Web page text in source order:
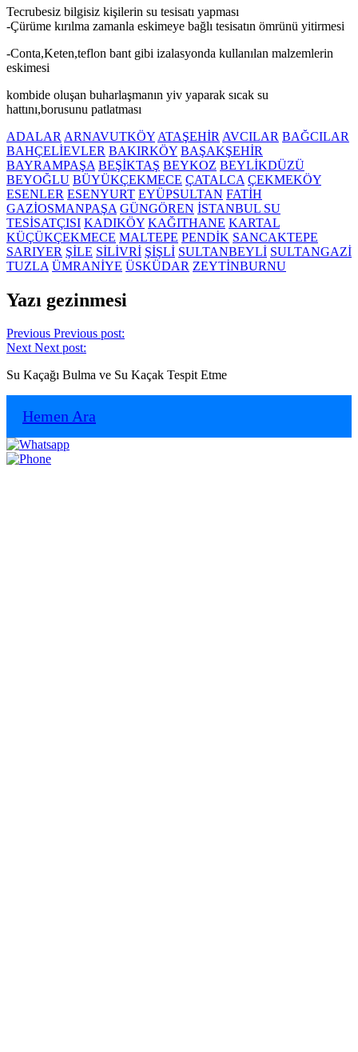
Tecrubesiz bilgisiz kişilerin su tesisatı yapması
-Çürüme kırılma zamanla eskimeye bağlı tesisatın ömrünü yitirmesi
-Conta,Keten,teflon bant gibi izalasyonda kullanılan malzemlerin
eskimesi
kombide oluşan buharlaşmanın yiv yaparak sıcak su
hattını,borusunu patlatması
ADALAR ARNAVUTKÖY ATAŞEHİR AVCILAR BAĞCILAR
BAHÇELİEVLER BAKIRKÖY BAŞAKŞEHİR
BAYRAMPAŞA BEŞİKTAŞ BEYKOZ BEYLİKDÜZÜ
BEYOĞLU BÜYÜKÇEKMECE ÇATALCA ÇEKMEKÖY
ESENLER ESENYURT EYÜPSULTAN FATİH
GAZİOSMANPAŞA GÜNGÖREN İSTANBUL SU
TESİSATÇISI KADIKÖY KAĞITHANE KARTAL
KÜÇÜKÇEKMECE MALTEPE PENDİK SANCAKTEPE
SARIYER ŞİLE SİLİVRİ ŞİŞLİ SULTANBEYLİ SULTANGAZİ
TUZLA ÜMRANİYE ÜSKÜDAR ZEYTİNBURNU
Yazı gezinmesi
Previous Previous post:
Next Next post:
Su Kaçağı Bulma ve Su Kaçak Tespit Etme
Hemen Ara